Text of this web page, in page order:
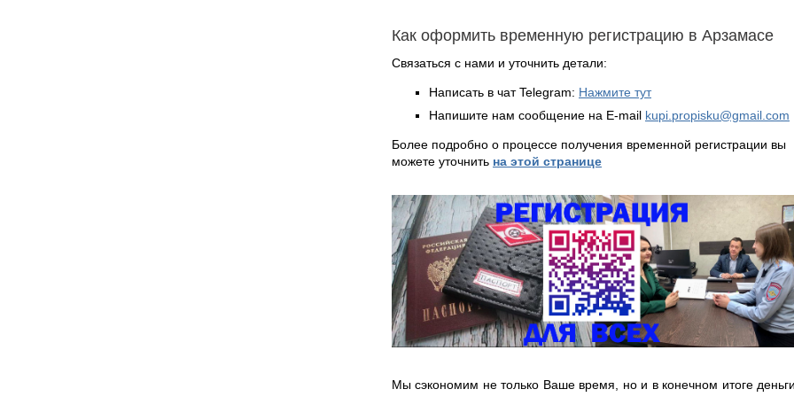
Как оформить временную регистрацию в Арзамасе
Связаться с нами и уточнить детали:
Написать в чат Telegram: Нажмите тут
Напишите нам сообщение на E-mail kupi.propisku@gmail.com
Более подробно о процессе получения временной регистрации вы
можете уточнить на этой странице
Мы сэкономим не только Ваше время, но и в конечном итоге